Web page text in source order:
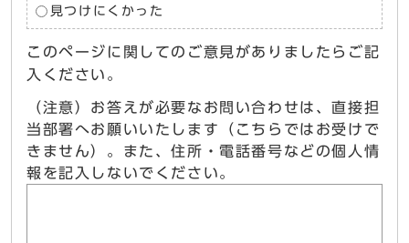
見つけにくかった
このページに関してのご意見がありましたらご記
入ください。
（注意）お答えが必要なお問い合わせは、直接担
当部署へお願いいたします（こちらではお受けで
きません）。また、住所・電話番号などの個人情
報を記入しないでください。